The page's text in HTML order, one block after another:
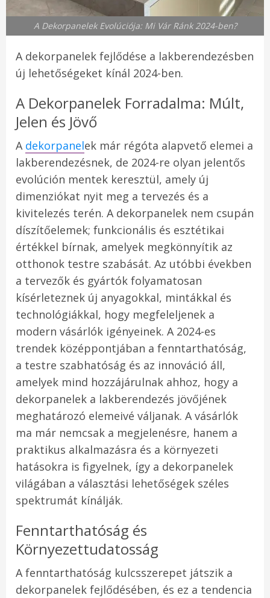
A Dekorpanelek Evolúciója: Mi Vár Ránk 2024-ben?
A dekorpanelek fejlődése a lakberendezésben
új lehetőségeket kínál 2024-ben.
A Dekorpanelek Forradalma: Múlt,
Jelen és Jövő
A dekorpanelek már régóta alapvető elemei a
lakberendezésnek, de 2024-re olyan jelentős
evolúción mentek keresztül, amely új
dimenziókat nyit meg a tervezés és a
kivitelezés terén. A dekorpanelek nem csupán
díszítőelemek; funkcionális és esztétikai
értékkel bírnak, amelyek megkönnyítik az
otthonok testre szabását. Az utóbbi években
a tervezők és gyártók folyamatosan
kísérleteznek új anyagokkal, mintákkal és
technológiákkal, hogy megfeleljenek a
modern vásárlók igényeinek. A 2024-es
trendek középpontjában a fenntarthatóság,
a testre szabhatóság és az innováció áll,
amelyek mind hozzájárulnak ahhoz, hogy a
dekorpanelek a lakberendezés jövőjének
meghatározó elemeivé váljanak. A vásárlók
ma már nemcsak a megjelenésre, hanem a
praktikus alkalmazásra és a környezeti
hatásokra is figyelnek, így a dekorpanelek
világában a választási lehetőségek széles
spektrumát kínálják.
Fenntarthatóság és
Környezettudatosság
A fenntarthatóság kulcsszerepet játszik a
dekorpanelek fejlődésében, és ez a tendencia